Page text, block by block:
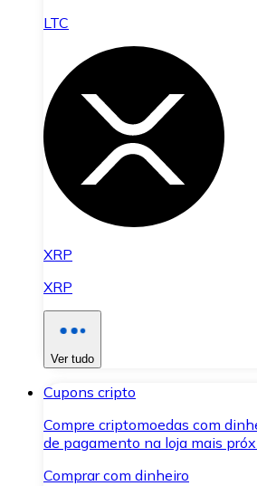
LTC
XRP
XRP
Ver tudo
Cupons cripto
Compre criptomoedas com
de pagamento na loja mais
Comprar com dinheiro